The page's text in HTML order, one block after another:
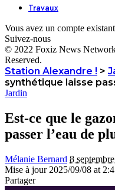
Travaux
Vous avez un compte
Suivez-nous
© 2022 Foxiz News
Reserved.
Station Alexandre ! >
synthétique laisse
Jardin
Est-ce que le
passer l’eau de
Mélanie Bernard 8
Mise à jour 2025/09/08 at
Partager